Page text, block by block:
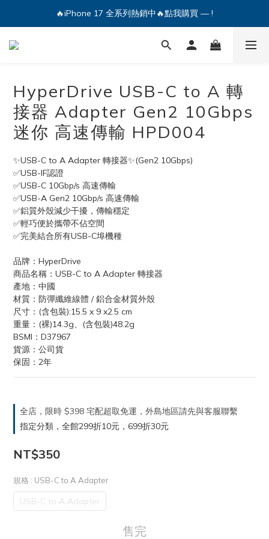
🔥iPhone 17 全系列熱銷中🔥點我購買 — !
💕加入Q哥 Line 新好友領優惠券！🎫
🔥iPhone 17 全系列熱銷中🔥點我購買 — !
HyperDrive USB-C to A 轉
接器 Adapter Gen2 10Gbps
迷你 高速傳輸 HPD004
✨USB-C to A Adapter 轉接器✨(Gen2 10Gbps)
✅USB-IF認證
✅USB-C 10Gbp/s 高速傳輸
✅USB-A Gen2 10Gbp/s 高速傳輸
✅鋁質外殼減少干擾，傳輸穩定
✅輕巧便於攜帶不佔空間
✅完美結合所有USB-C埠機種
品牌：HyperDrive
商品名稱：USB-C to A Adapter 轉接器
產地：中國
材質：防彈纖維線體 / 鋁合金材質外殼
尺寸：(含包裝):15.5 x 9 x2.5 cm
重量：(裸)14.3g、(含包裝)48.2g
BSMI：D37967
貨源：公司貨
保固：2年
全店，限時 $398 宅配超取免運，外島地區請先與客服聯繫
指定分類，全館299折10元，699折30元
NT$350
規格 : USB-C to A Adapter
USB-C to A Adapter
售完